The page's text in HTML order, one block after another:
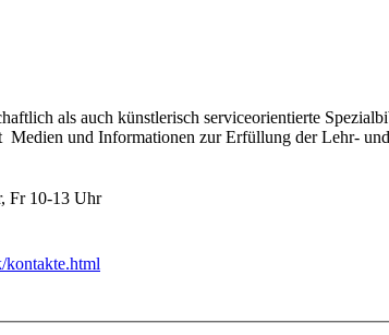
als auch künstlerisch serviceorientierte
und Informationen zur Erfüllung der Lehr-
Fr 10-13 Uhr
kontakte.html